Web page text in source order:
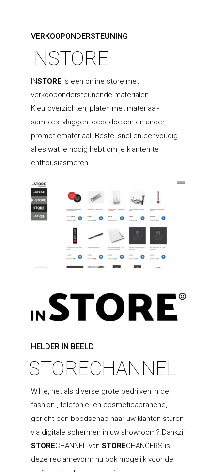
VERKOOPONDERSTEUNING
INSTORE
INSTORE is een online store met
verkoopondersteunende materialen.
Kleuroverzichten, platen met materiaal-
samples, vlaggen, decodoeken en ander
promotiemateriaal. Bestel snel en eenvoudig
alles wat je nodig hebt om je klanten te
enthousiasmeren.
HELDER IN BEELD
STORECHANNEL
Wil je, net als diverse grote bedrijven in de
fashion-, telefonie- en cosmeticabranche,
gericht een boodschap naar uw klanten sturen
via digitale schermen in uw showroom? Dankzij
STORECHANNEL van STORECHANGERS is
deze reclamevorm nu ook mogelijk voor de
Keukenmeubelen
USP’S
Winkel inrichting
Collectie 2026
Schmidt
USP’S
Schröder
USP’S
Collectie 2026
Private label
Punto
Maatwerk producten
Klant worden
Bestaande winkel
Diensten & retail
ondersteuning
Hagro Dealer Support
HDS partners &
Culitech selectie
Contact
Hagro Team
Software